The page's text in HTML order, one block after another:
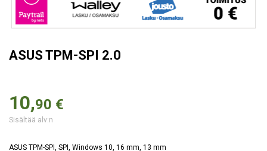
ASUS TPM-SPI 2.0
10,90 €
Sisältää alv:n
ASUS TPM-SPI, SPI, Windows 10, 16 mm, 13 mm